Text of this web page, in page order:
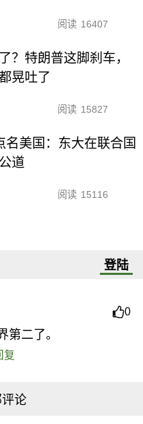
阅读 16407
？特朗普这脚刹车，
晃吐了
阅读 15827
名美国：东大在联合国
道
阅读 15116
登陆
0
第二了。
复
论